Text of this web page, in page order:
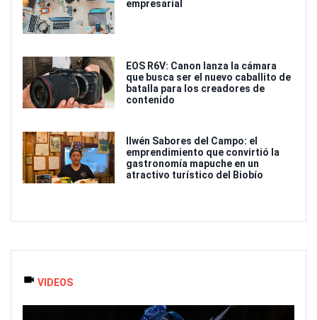
empresarial
EOS R6V: Canon lanza la cámara
que busca ser el nuevo caballito de
batalla para los creadores de
contenido
Ilwén Sabores del Campo: el
emprendimiento que convirtió la
gastronomía mapuche en un
atractivo turístico del Biobío
VIDEOS